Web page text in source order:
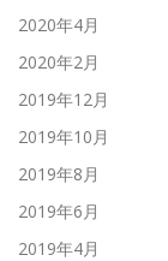
2020年4月
2020年2月
2019年12月
2019年10月
2019年8月
2019年6月
2019年4月